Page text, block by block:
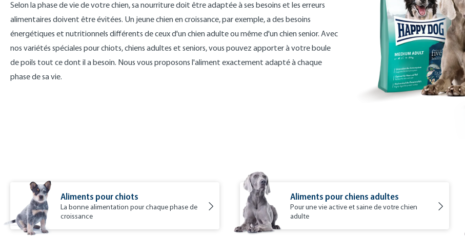
Selon la phase de vie de votre chien, sa nourriture doit être adaptée à ses besoins et les erreurs
alimentaires doivent être évitées. Un jeune chien en croissance, par exemple, a des besoins
énergétiques et nutritionnels différents de ceux d'un chien adulte ou même d'un chien senior. Avec
nos variétés spéciales pour chiots, chiens adultes et seniors, vous pouvez apporter à votre boule
de poils tout ce dont il a besoin. Nous vous proposons l'aliment exactement adapté à chaque
phase de sa vie.
Aliments pour chiots
La bonne alimentation pour chaque phase de
croissance
Aliments pour chiens adultes
Pour une vie active et saine de votre chien
adulte